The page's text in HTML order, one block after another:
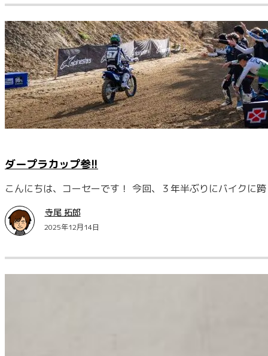
ダープラカップ参!!
こんにちは、コーセーです！ 今回、３年半ぶりにバイクに
寺尾 拓郎
2025年12月14日